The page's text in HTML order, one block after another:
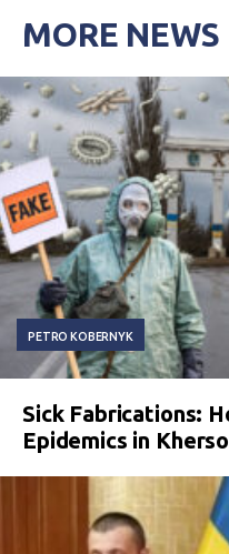
MORE NEWS
PETRO KOBERNYK
Sick Fabrications:
Epidemics in